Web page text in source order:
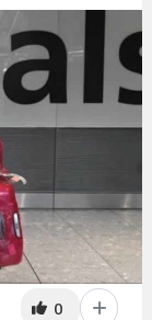
0